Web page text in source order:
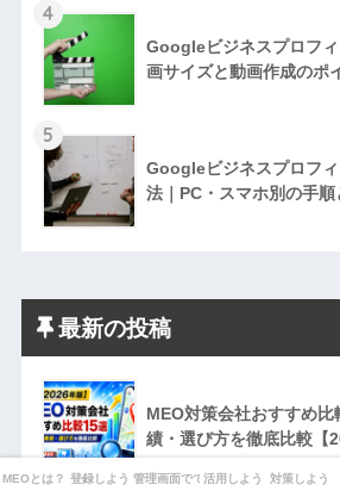
4
Googleビジネスプロフ
画サイズと動画作成のポ
5
Googleビジネスプロフ
法｜PC・スマホ別の手
最新の投稿
MEO対策会社おすすめ
績・選び方を徹底比較【
MEOとは？ 登録しよう 管理画面でできることは？
活用しよう 対策しよう